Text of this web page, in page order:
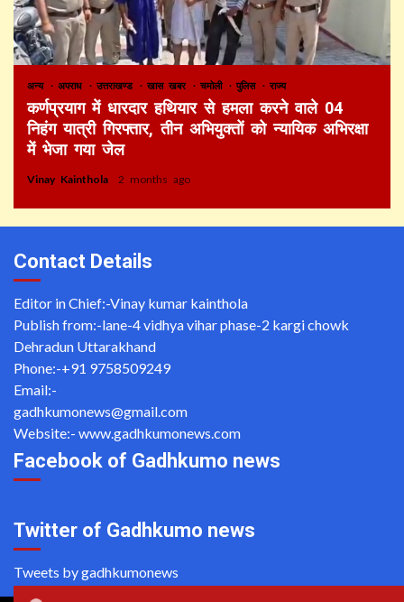
अन्य अपराध उत्तराखण्ड खास खबर चमोली पुलिस राज्य
कर्णप्रयाग में धारदार हथियार से हमला करने वाले 04
निहंग यात्री गिरफ्तार, तीन अभियुक्तों को न्यायिक अभिरक्षा
में भेजा गया जेल
Vinay Kainthola 2 months ago
Contact Details
Editor in Chief:-Vinay kumar kainthola
Publish from:-lane-4 vidhya vihar phase-2 kargi chowk
Dehradun Uttarakhand
Phone:-+91 9758509249
Email:-
gadhkumonews@gmail.com
Website:- www.gadhkumonews.com
Facebook of Gadhkumo news
Twitter of Gadhkumo news
Tweets by gadhkumonews